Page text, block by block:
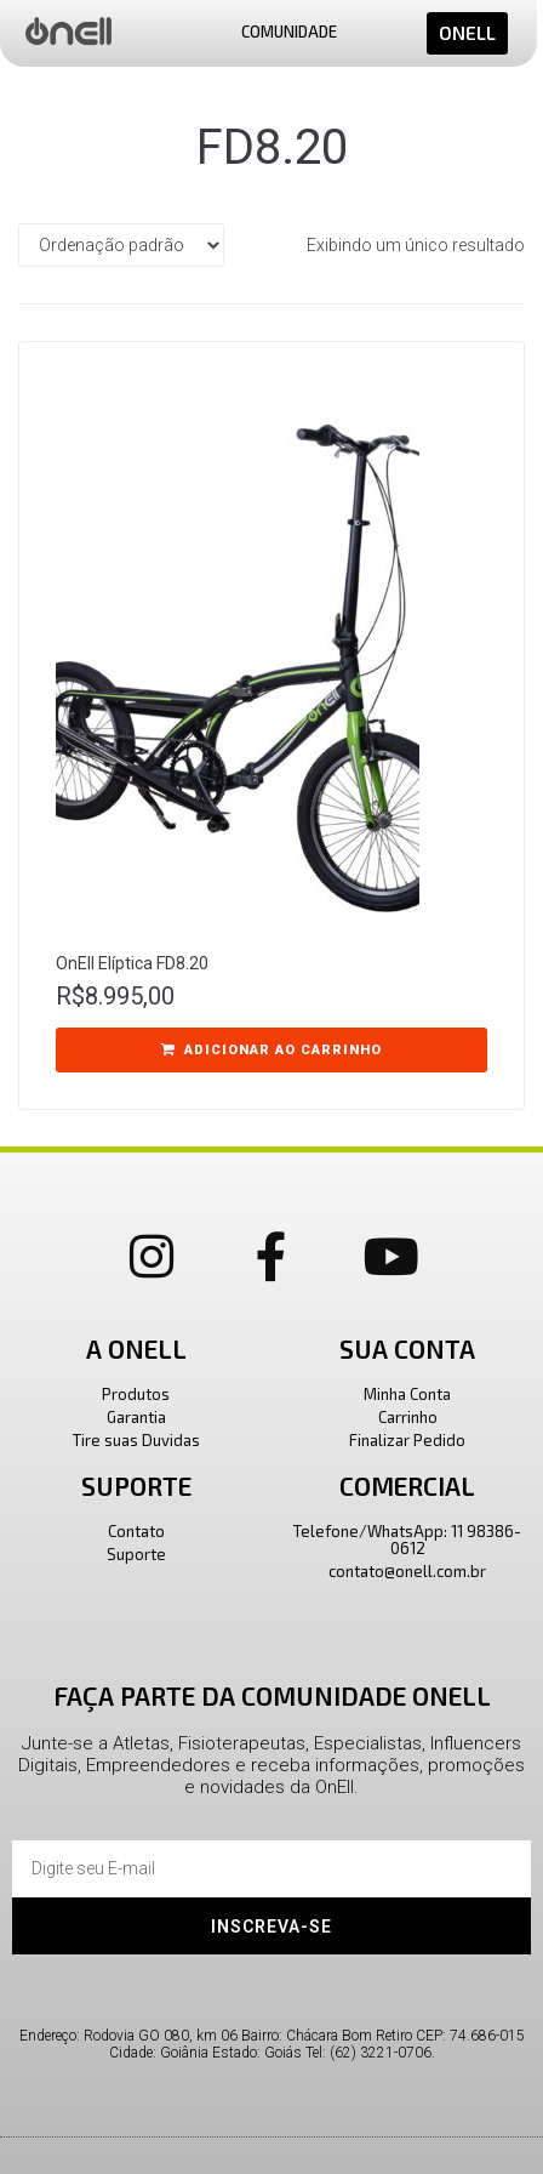
COMUNIDADE ONELL
FD8.20
Exibindo um único resultado
OnEll Elíptica FD8.20
R$8.995,00
ADICIONAR AO CARRINHO
A ONELL
Produtos
Garantia
Tire suas Duvidas
SUPORTE
Contato
Suporte
SUA CONTA
Minha Conta
Carrinho
Finalizar Pedido
COMERCIAL
Telefone/WhatsApp: 11 98386-
0612
contato@onell.com.br
FAÇA PARTE DA COMUNIDADE ONELL
Junte-se a Atletas, Fisioterapeutas, Especialistas, Influencers
Digitais, Empreendedores e receba informações, promoções
e novidades da OnEll.
INSCREVA-SE
Endereço: Rodovia GO 080, km 06 Bairro: Chácara Bom Retiro CEP: 74.686-015
Cidade: Goiânia Estado: Goiás Tel: (62) 3221-0706.